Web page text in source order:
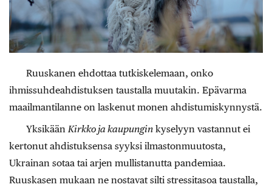
Ruuskanen ehdottaa tutkiskelemaan, onko
ihmissuhdeahdistuksen taustalla muutakin. Epävarma
maailmantilanne on laskenut monen ahdistumiskynnystä.
Yksikään Kirkko ja kaupungin kyselyyn vastannut ei
kertonut ahdistuksensa syyksi ilmastonmuutosta,
Ukrainan sotaa tai arjen mullistanutta pandemiaa.
Ruuskasen mukaan ne nostavat silti stressitasoa taustalla,